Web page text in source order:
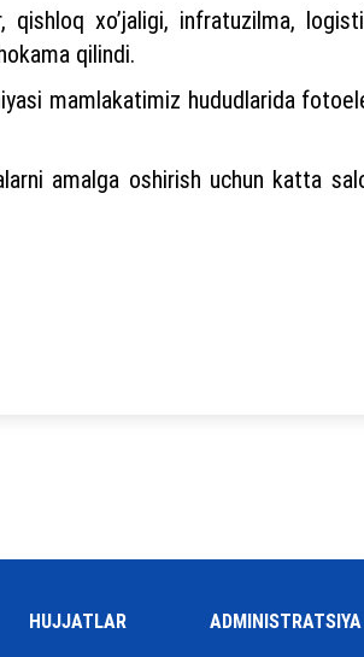
qishloq xoʼjaligi, infratuzilma,
qilindi.
mamlakatimiz hududlarida
amalga oshirish uchun katta
HUJJATLAR ADMINISTRATSIYA